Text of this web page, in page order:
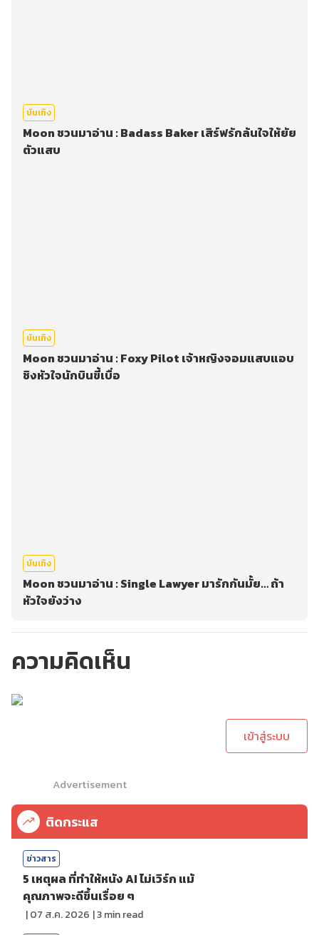
บันเทิง
Moon ชวนมาอ่าน : Badass Baker เสิร์ฟรักล้นใจให้ยัย
ตัวแสบ
บันเทิง
Moon ชวนมาอ่าน : Foxy Pilot เจ้าหญิงจอมแสบแอบ
ชิงหัวใจนักบินขี้เบื่อ
บันเทิง
Moon ชวนมาอ่าน : Single Lawyer มารักกันมั้ย… ถ้า
หัวใจยังว่าง
ความคิดเห็น
เข้าสู่ระบบ
Advertisement
ติดกระแส
ข่าวสาร
5 เหตุผล ที่ทำให้หนัง AI ไม่เวิร์ก แม้
คุณภาพจะดีขึ้นเรื่อย ๆ
|07 ส.ค. 2026 |3min read